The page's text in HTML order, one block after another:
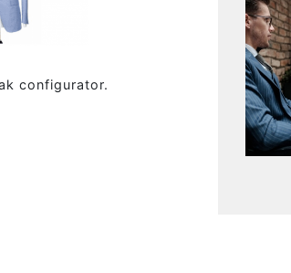
configurator.